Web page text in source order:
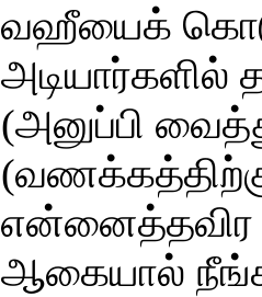
வஹீயைக்
அடியார்களில்
(அனுப்பி
என்னைத்தவிர
ஆகையால்